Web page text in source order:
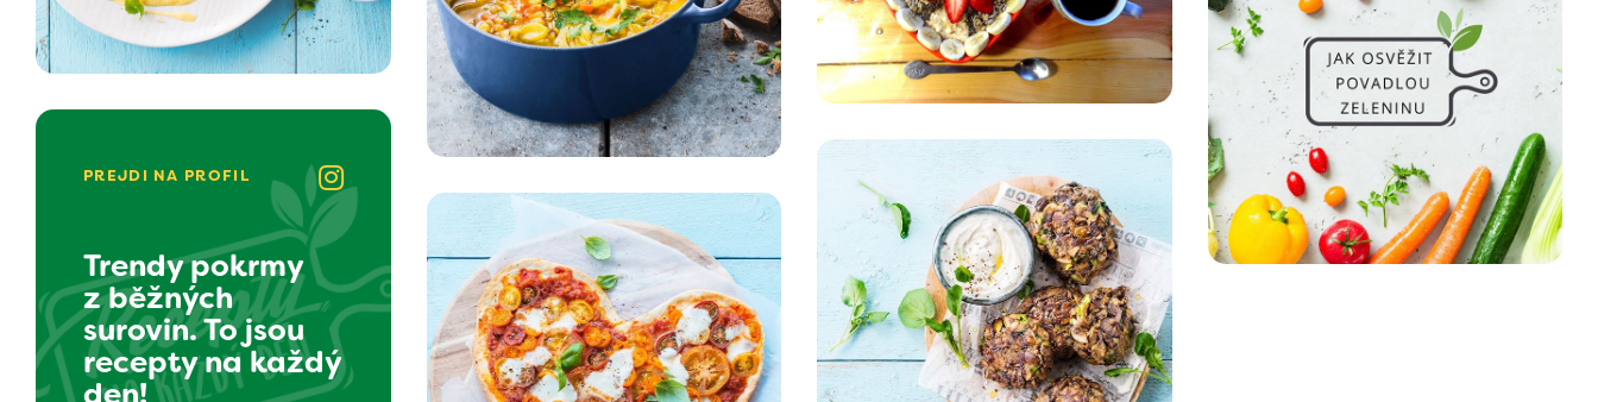
PREJDI NA PROFIL
Trendy pokrmy
z běžných
surovin. To jsou
recepty na každý